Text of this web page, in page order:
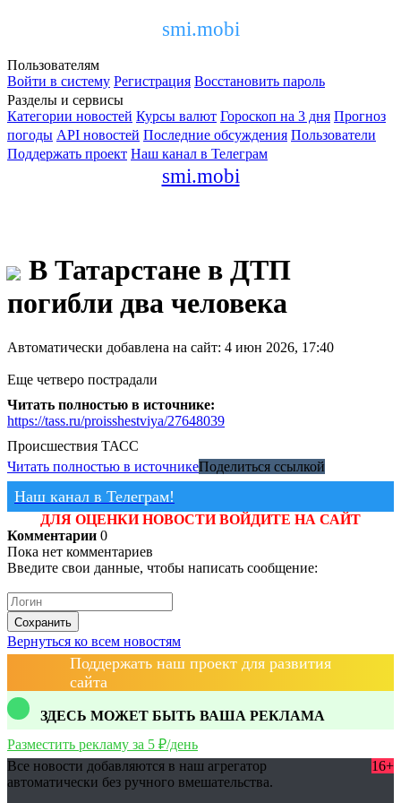
smi.mobi
Пользователям
Войти в систему Регистрация Восстановить пароль
Разделы и сервисы
Категории новостей Курсы валют Гороскоп на 3 дня Прогноз
погоды API новостей Последние обсуждения Пользователи
Поддержать проект Наш канал в Телеграм
smi.mobi
В Татарстане в ДТП
погибли два человека
Автоматически добавлена на сайт: 4 июн 2026, 17:40
Еще четверо пострадали
Читать полностью в источнике:
https://tass.ru/proisshestviya/27648039
Происшествия ТАСС
Читать полностью в источникеПоделиться ссылкой
Наш канал в Телеграм!
ДЛЯ ОЦЕНКИ НОВОСТИ ВОЙДИТЕ НА САЙТ
Комментарии 0
Пока нет комментариев
Введите свои данные, чтобы написать сообщение:
Сохранить
Вернуться ко всем новостям
Поддержать наш проект для развития
сайта
ЗДЕСЬ МОЖЕТ БЫТЬ ВАША РЕКЛАМА
Разместить рекламу за 5 ₽/день
Все новости добавляются в наш агрегатор
автоматически без ручного вмешательства.
16+